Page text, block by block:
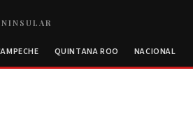
QUINTANA ROO NACIONAL